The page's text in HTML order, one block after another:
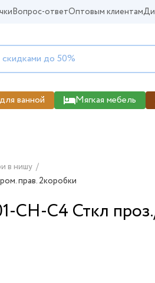
Вопрос-ответОптовым клиентам
ванной Мягкая мебель
в нишу /
прав. 2коробки
CH-C4 Сткл